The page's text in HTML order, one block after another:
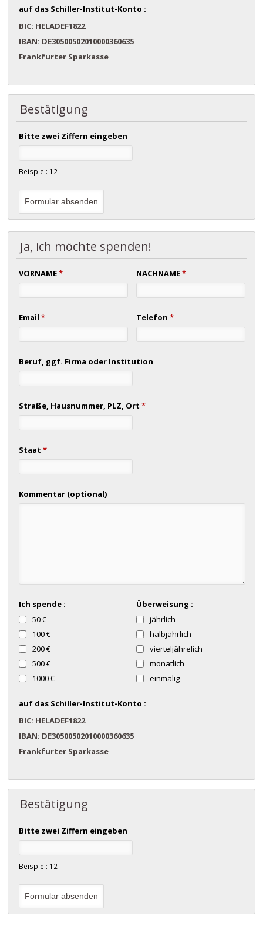
auf das Schiller-Institut-Konto :
BIC: HELADEF1822
IBAN: DE30500502010000360635
Frankfurter Sparkasse
Bestätigung
Bitte zwei Ziffern eingeben
Beispiel: 12
Ja, ich möchte spenden!
VORNAME* NACHNAME*
Email* Telefon *
Beruf, ggf. Firma oder Institution
Straße, Hausnummer, PLZ, Ort*
Staat*
Kommentar (optional)
Ich spende :
50 €
100 €
200 €
500 €
1000 €
Überweisung :
jährlich
halbjährlich
vierteljährelich
monatlich
einmalig
auf das Schiller-Institut-Konto :
BIC: HELADEF1822
IBAN: DE30500502010000360635
Frankfurter Sparkasse
Bestätigung
Bitte zwei Ziffern eingeben
Beispiel: 12